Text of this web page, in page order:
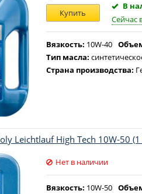
Купить
В
Сейчас
Вязкость: 10W-40
Тип масла:
Страна производства:
Leichtlauf High Tech 10W-50 (1
Нет в наличии
Вязкость: 10W-50